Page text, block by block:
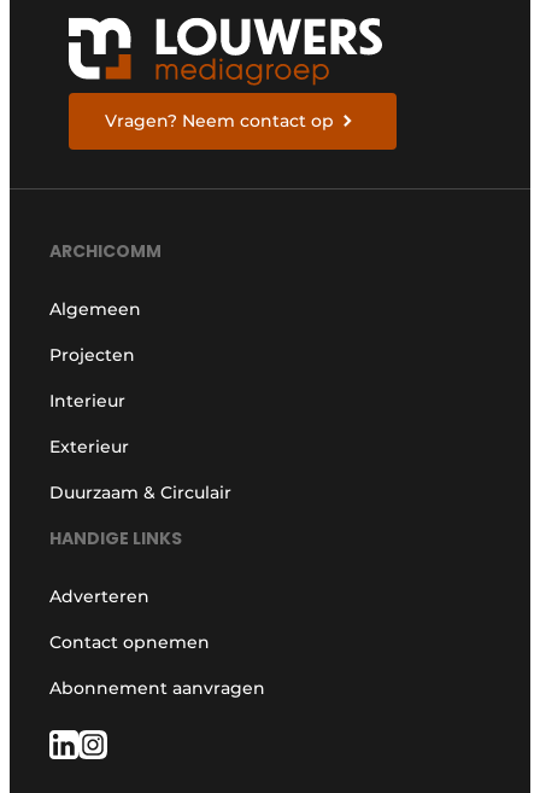
Vragen? Neem contact op
ARCHICOMM
Algemeen
Projecten
Interieur
Exterieur
Duurzaam & Circulair
HANDIGE LINKS
Adverteren
Contact opnemen
Abonnement aanvragen